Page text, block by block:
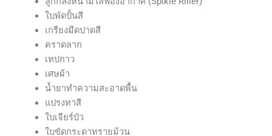
ใบพัดปั้นสี
เกรียงมืดปาดสี
คราดลาก
เทปกาว
เศษผ้า
น้ำยาทำความสะอาดพื้น
แปรงทาสี
ใบเจียร์บัว
ใบขัดกระดาทรายม้วน